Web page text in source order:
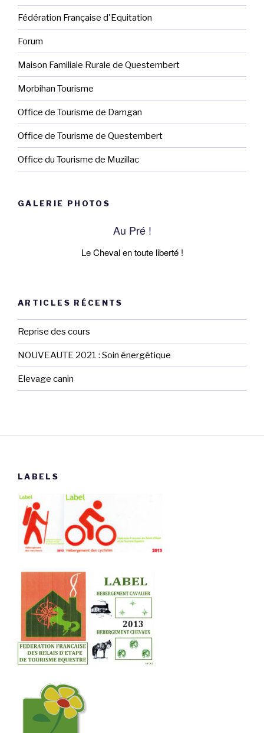
Fédération Française d'Equitation
Forum
Maison Familiale Rurale de Questembert
Morbihan Tourisme
Office de Tourisme de Damgan
Office de Tourisme de Questembert
Office du Tourisme de Muzillac
GALERIE PHOTOS
Au Pré !
Le Cheval en toute liberté !
ARTICLES RÉCENTS
Reprise des cours
NOUVEAUTE 2021 : Soin énergétique
Elevage canin
LABELS